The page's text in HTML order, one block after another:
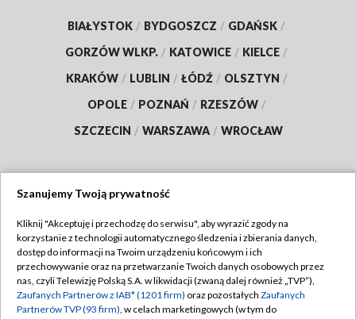
BIAŁYSTOK / BYDGOSZCZ / GDAŃSK /
GORZÓW WLKP. / KATOWICE / KIELCE /
KRAKÓW / LUBLIN / ŁÓDŹ / OLSZTYN /
OPOLE / POZNAŃ / RZESZÓW /
SZCZECIN / WARSZAWA / WROCŁAW
TVP
Abonament TVP
Emisja w TVP
Regulamin TVP
Polityka prywatności
Szanujemy Twoją prywatność
Kliknij "Akceptuję i przechodzę do serwisu", aby wyrazić zgody na
korzystanie z technologii automatycznego śledzenia i zbierania danych,
dostęp do informacji na Twoim urządzeniu końcowym i ich
przechowywanie oraz na przetwarzanie Twoich danych osobowych przez
nas, czyli Telewizję Polską S.A. w likwidacji (zwaną dalej również „TVP”),
Zaufanych Partnerów z IAB* (1201 firm) oraz pozostałych Zaufanych
Partnerów TVP (93 firm), w celach marketingowych (w tym do